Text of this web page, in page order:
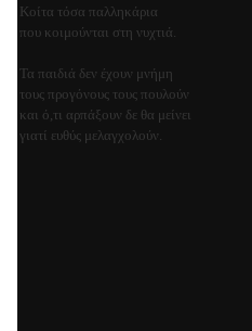
Κοίτα τόσα παλληκάρια
που κοιμούνται στη νυχτιά.
Τα παιδιά δεν έχουν μνήμη
τους προγόνους τους πουλούν
και ό,τι αρπάξουν δε θα μείνει
γιατί ευθύς μελαγχολούν.